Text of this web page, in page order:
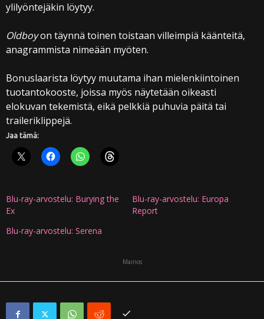
ylilyöntejäkin löytyy.
Oldboyon täynnä toinen toistaan villeimpiä käänteitä,
anagrammista nimeään myöten.
Bonuslaarista löytyy muutama ihan mielenkiintoinen
tuotantokooste, joissa myös näytetään oikeasti
elokuvan tekemistä, eikä pelkkiä puhuvia päitä tai
traileriklippejä.
Jaa tämä:
Blu-ray-arvostelu: Burying the
Ex
Blu-ray-arvostelu: Europa
Report
Blu-ray-arvostelu: Serena
Mainos